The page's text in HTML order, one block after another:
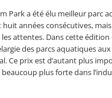
Park a été élu meilleur parc
années consécutives, mais
attentes. Dans cette édition
des parcs aquatiques
Ce prix est d’autant plus
plus forte dans